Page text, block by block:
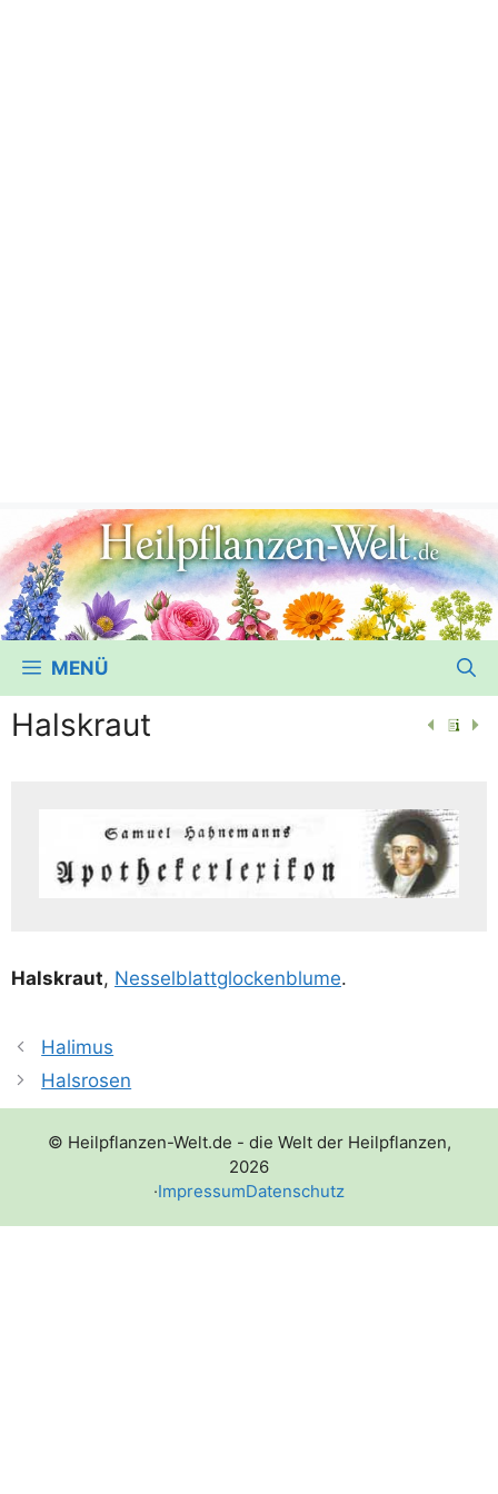
MENÜ
Halskraut
Hals­kraut, Nes­sel­blatt­glo­cken­blu­me.
Halimus
Halsrosen
© Heilpflanzen-Welt.de - die Welt der Heilpflanzen,
2026
·ImpressumDatenschutz